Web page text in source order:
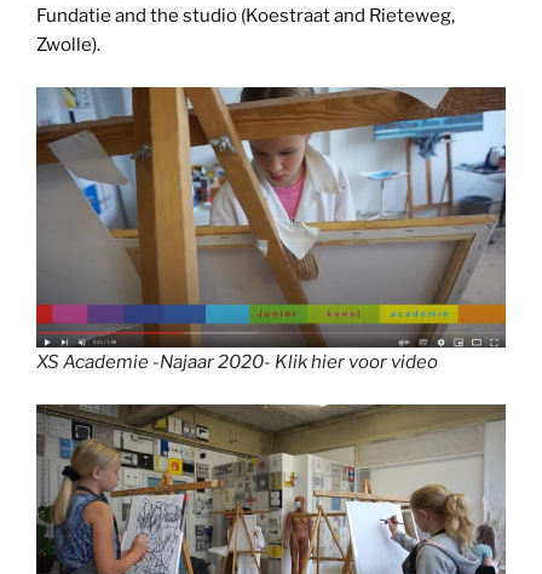
Fundatie and the studio (Koestraat and Rieteweg,
Zwolle).
XS Academie -Najaar 2020- Klik hier voor video